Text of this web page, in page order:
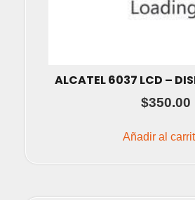
ALCATEL 6037 LCD –
$350.00
Añadir al